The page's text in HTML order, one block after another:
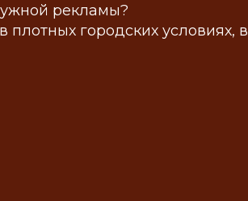
рекламы?
городских условиях, в